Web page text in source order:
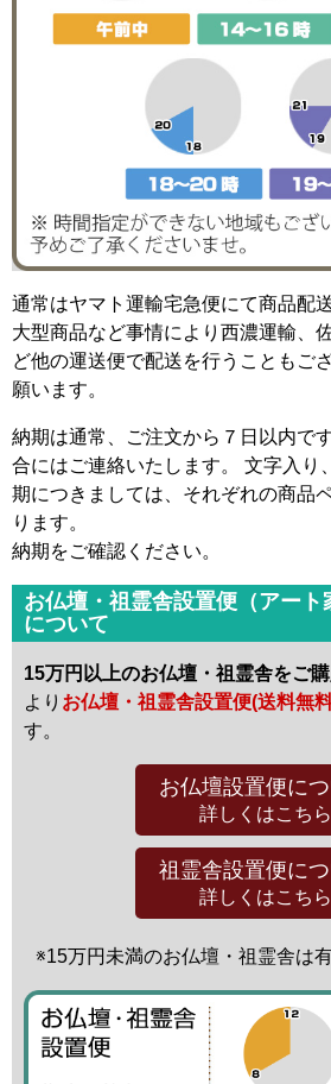
通常はヤマト運輸宅急便にて商品配
大型商品など事情により西濃運輸、
ど他の運送便で配送を行うこともご
願います。
納期は通常、ご注文から７日以内で
合にはご連絡いたします。 文字入り
期につきましては、それぞれの商品
ります。
納期をご確認ください。
お仏壇・祖霊舎設置便（アート
について
15万円以上のお仏壇・祖霊舎をご購
より お仏壇・祖霊舎設置便(送料無
す。
お仏壇設置便に
詳しくはこちら
祖霊舎設置便に
詳しくはこちら
※15万円未満のお仏壇・祖霊舎は